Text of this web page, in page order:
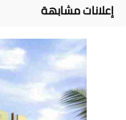
إعلانات مشابهة